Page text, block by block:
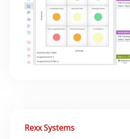
Rexx Systems